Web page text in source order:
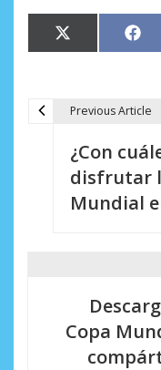
Compartir
en
X
(Twitter) en
Previous Article
¿Con
disfrutar
Mundial
Copa